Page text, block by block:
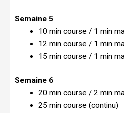
Semaine 5
10 min course / 1 min
12 min course / 1 min
15 min course / 1 min
Semaine 6
20 min course / 2 min
25 min course (continu)